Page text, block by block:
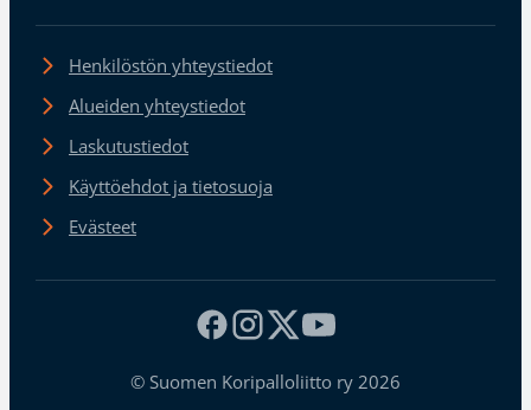
Henkilöstön yhteystiedot
Alueiden yhteystiedot
Laskutustiedot
Käyttöehdot ja tietosuoja
Evästeet
© Suomen Koripalloliitto ry 2026